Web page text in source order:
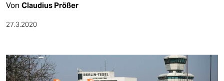
Von Claudius Prößer
27.3.2020